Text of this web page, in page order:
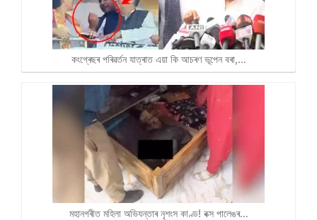
কংগ্ৰেছৰ পৰিৱৰ্তন যাত্ৰাত এয়া কি আচৰণ ভূপেন বৰা,…
মহানগৰীত মহিলা অভিযন্তাৰ নৃশংস কাণ্ড! বক্স পালেঙৰ…